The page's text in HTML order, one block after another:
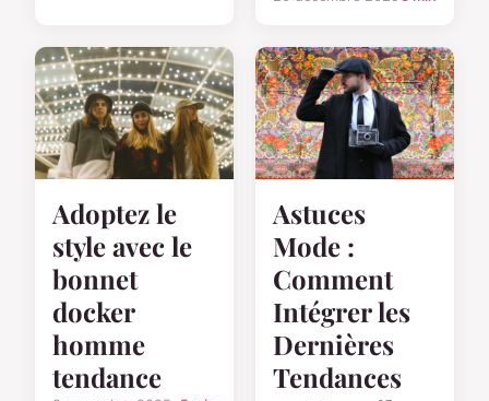
Adoptez le
style avec le
bonnet
docker
homme
tendance
Astuces
Mode :
Comment
Intégrer les
Dernières
Tendances